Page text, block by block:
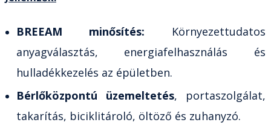
BREEAM minősítés: Környezettudatos
anyagválasztás, energiafelhasználás és
hulladékkezelés az épületben.
Bérlőközpontú üzemeltetés, portaszolgálat,
takarítás, biciklitároló, öltöző és zuhanyzó.